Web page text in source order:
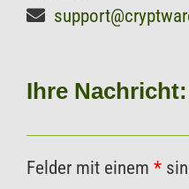
Ihre Nachricht:
Felder mit einem *